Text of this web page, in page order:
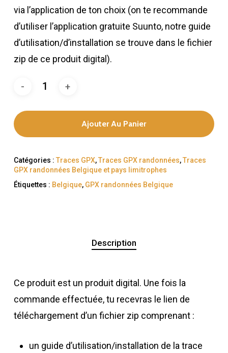
via l’application de ton choix (on te recommande
d’utiliser l’application gratuite Suunto, notre guide
d’utilisation/d’installation se trouve dans le fichier
zip de ce produit digital).
Ajouter Au Panier
Catégories : Traces GPX,Traces GPX randonnées,Traces
GPX randonnées Belgique et pays limitrophes
Étiquettes : Belgique, GPX randonnées Belgique
Description
Ce produit est un produit digital. Une fois la
commande effectuée, tu recevras le lien de
téléchargement d’un fichier zip comprenant :
un guide d’utilisation/installation de la trace